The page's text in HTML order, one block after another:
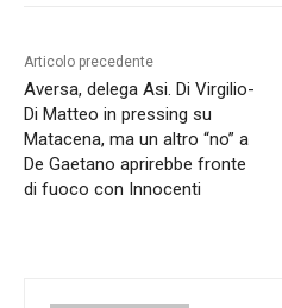
Articolo precedente
Aversa, delega Asi. Di Virgilio-
Di Matteo in pressing su
Matacena, ma un altro “no” a
De Gaetano aprirebbe fronte
di fuoco con Innocenti